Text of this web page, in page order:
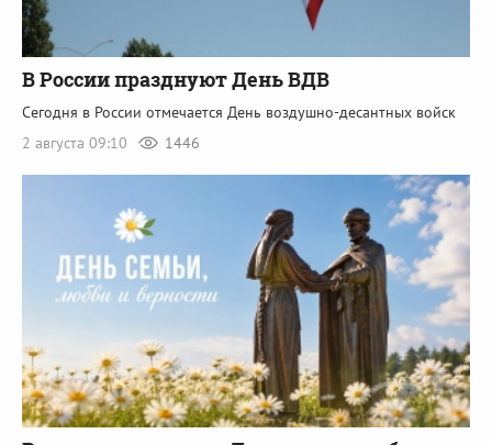
В России празднуют День ВДВ
Сегодня в России отмечается День воздушно-десантных войск
2 августа 09:10
1446